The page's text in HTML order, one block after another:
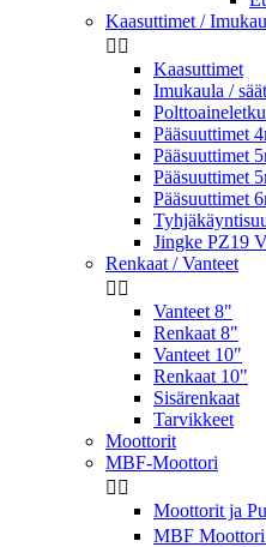
Kaasuttimet /
 
Kaasuttimet
Imukaula /
Pääsuuttimet
Pääsuuttimet
Pääsuuttimet
Pääsuuttimet
Jingke PZ19
Renkaat / Vanteet
 
Vanteet 8"
Renkaat 8"
Vanteet 10"
Renkaat 10"
Sisärenkaat
Tarvikkeet
Moottorit
MBF-Moottori
 
Moottorit ja
MBF Moottori